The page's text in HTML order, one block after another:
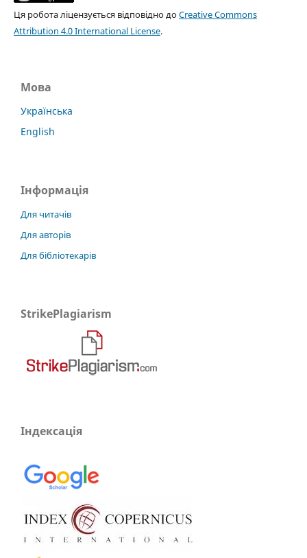
Ця робота ліцензується відповідно доCreative Commons
Attribution 4.0 International License.
Мова
Українська
English
Інформація
Для читачів
Для авторів
Для бібліотекарів
StrikePlagiarism
Індексація